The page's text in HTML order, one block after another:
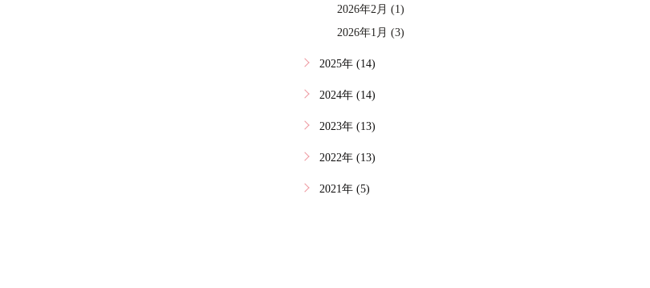
2026年2月 (1)
2026年1月 (3)
2025年 (14)
2024年 (14)
2023年 (13)
2022年 (13)
2021年 (5)